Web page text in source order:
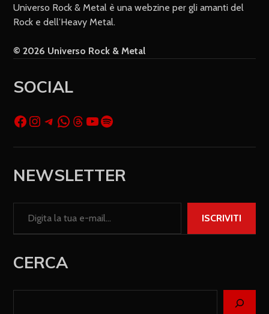
Universo Rock & Metal è una webzine per gli amanti del
Rock e dell’Heavy Metal.
© 2026 Universo Rock & Metal
SOCIAL
NEWSLETTER
ISCRIVITI
CERCA